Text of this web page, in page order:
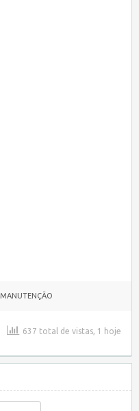
MANUTENÇÃO
637 total de vistas, 1 hoje